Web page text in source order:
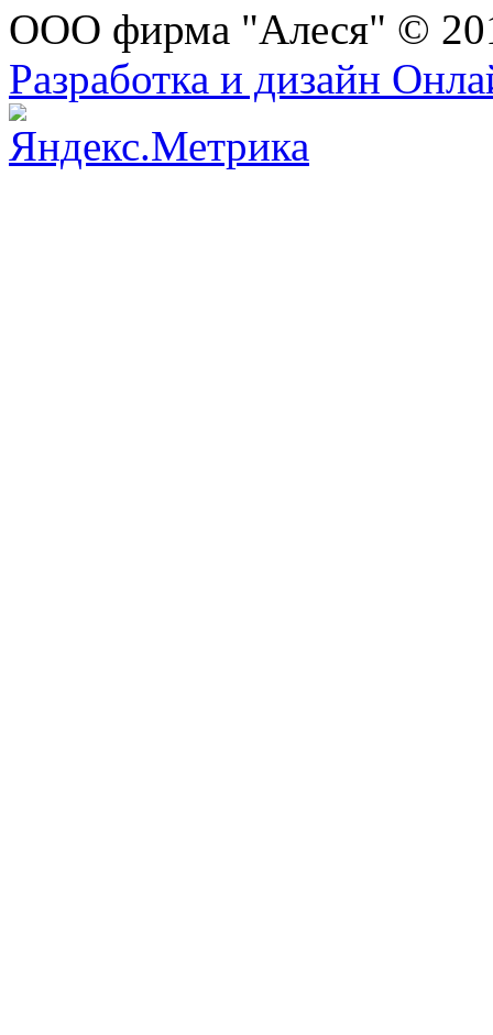
ООО фирма "Алеся" ©
Разработка и дизайн